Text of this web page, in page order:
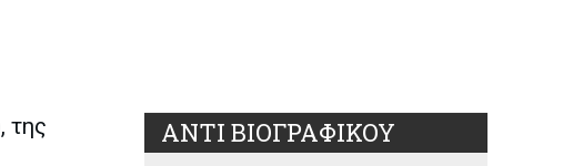
της
ΑΝΤΙ ΒΙΟΓΡΑΦΙΚΟΥ